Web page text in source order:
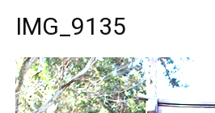
IMG_9135